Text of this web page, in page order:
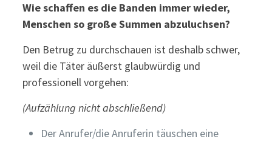
Wie schaffen es die Banden immer wieder,
Menschen so große Summen abzuluchsen?
Den Betrug zu durchschauen ist deshalb schwer,
weil die Täter äußerst glaubwürdig und
professionell vorgehen:
(Aufzählung nicht abschließend)
Der Anrufer/die Anruferin täuschen eine